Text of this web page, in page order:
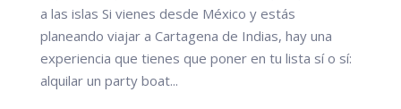
a las islas Si vienes desde México y estás
planeando viajar a Cartagena de Indias, hay una
experiencia que tienes que poner en tu lista sí o sí:
alquilar un party boat...